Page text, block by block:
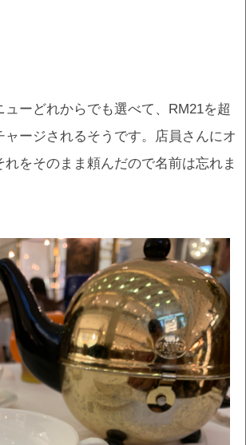
ーどれからでも選べて、RM21を超
ャージされるそうです。店員さんにオ
れをそのまま頼んだので名前は忘れま